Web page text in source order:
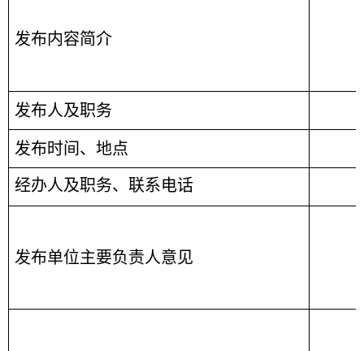
发布内容简介
发布人及职务
发布时间、地点
经办人及职务、联系电话
发布单位主要负责人意见